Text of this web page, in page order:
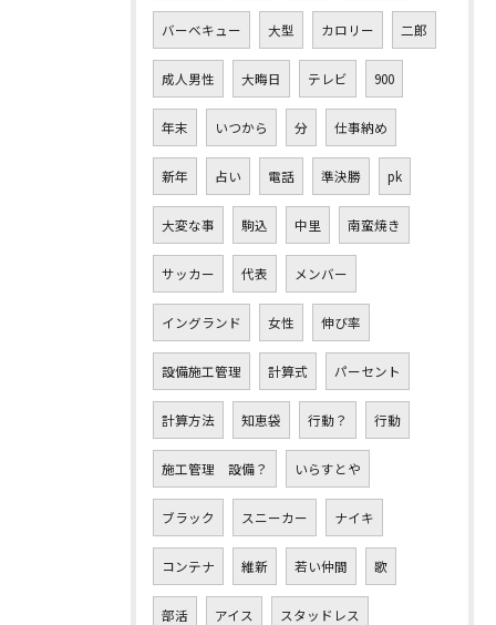
バーベキュー 大型 カロリー 二郎
成人男性 大晦日 テレビ 900
年末 いつから 分 仕事納め
新年 占い 電話 準決勝 pk
大変な事 駒込 中里 南蛮焼き
サッカー 代表 メンバー
イングランド 女性 伸び率
設備施工管理 計算式 パーセント
計算方法 知恵袋 行動？ 行動
施工管理 設備？ いらすとや
ブラック スニーカー ナイキ
コンテナ 維新 若い仲間 歌
部活 アイス スタッドレス